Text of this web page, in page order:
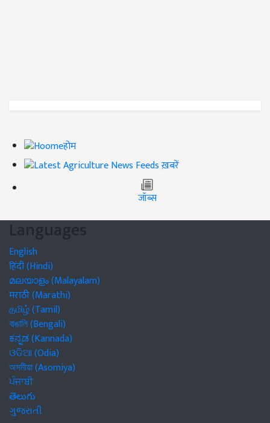
होम
ख़बरें
जॉब्स
Languages
English
हिंदी (Hindi)
മലയാളം (Malayalam)
मराठी (Marathi)
தமிழ் (Tamil)
বাঙালি (Bengali)
ಕನ್ನಡ (Kannada)
ଓଡିଆ (Odia)
অসমীয়া (Asomiya)
ਪੰਜਾਬੀ
తెలుగు
ગુજરાતી